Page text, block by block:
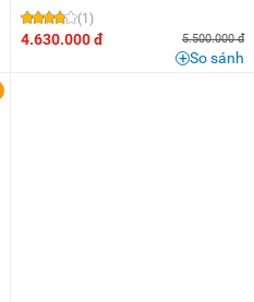
(1)
4.630.000 đ 5.500.000 đ
So sánh